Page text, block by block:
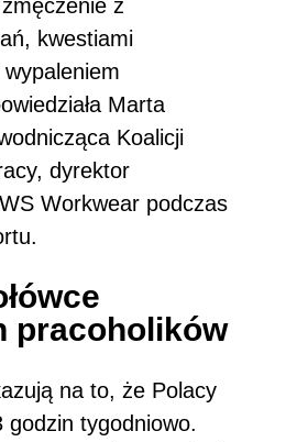
z
kwestiami
Marta
Koalicji
dyrektor
Workwear podczas
pracoholików
na to, że Polacy
godzin tygodniowo.